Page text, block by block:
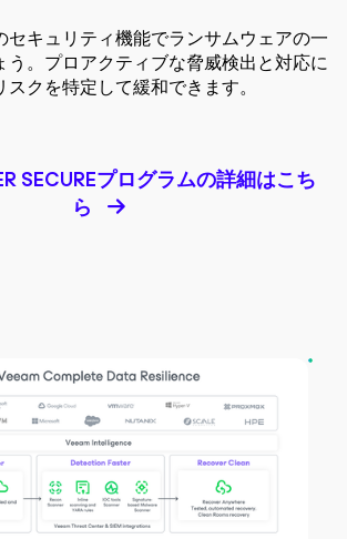
セキュリティ機能でランサムウェアの一
う。プロアクティブな脅威検出と対応に
クを特定して緩和できます。
SECUREプログラムの詳細はこち
ら